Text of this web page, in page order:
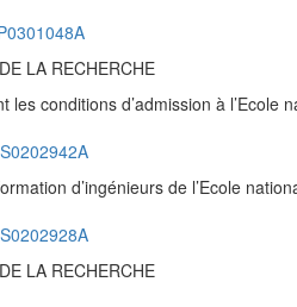
LA RECHERCHE
conditions d’admission à l’Ecole
d’ingénieurs de l’Ecole
LA RECHERCHE